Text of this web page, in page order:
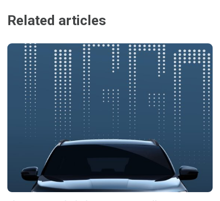
Related articles